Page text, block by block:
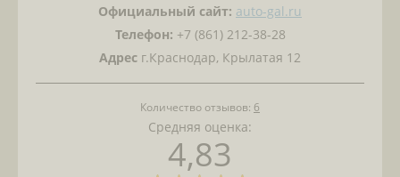
Официальный сайт: auto-gal.ru
Телефон: +7 (861) 212-38-28
Адрес г.Краснодар, Крылатая 12
Количество отзывов: 6
Средняя оценка:
4,83